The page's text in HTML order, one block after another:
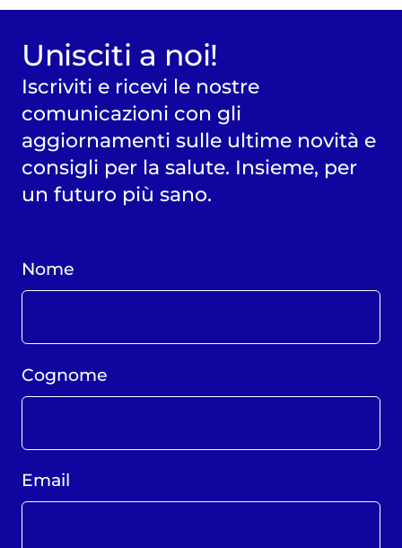
Unisciti a noi!
Iscriviti e ricevi le nostre
comunicazioni con gli
aggiornamenti sulle ultime novità e
consigli per la salute. Insieme, per
un futuro più sano.
Nome
Cognome
Email